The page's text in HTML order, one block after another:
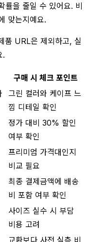
률을 줄일 수 있어요. 비
맞는지예요.
품 URL은 제외하고, 실
.
구매 시 체크 포인트
그린 컬러와 케이프 느
낌 디테일 확인
정가 대비 30% 할인
여부 확인
프리미엄 가격대인지
비교 필요
최종 결제금액에 배송
비 포함 여부 확인
사이즈 실수 시 부담
비용 고려
교환보다 사전 실측 비